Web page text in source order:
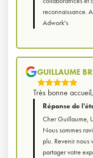
reconnaissance.
Adwork's
GUILLAUME
5
Étoiles
Sur
Très bonne
Réponse de
Cher Guillaume,
Nous sommes
plu. Revenir nous
partager votre